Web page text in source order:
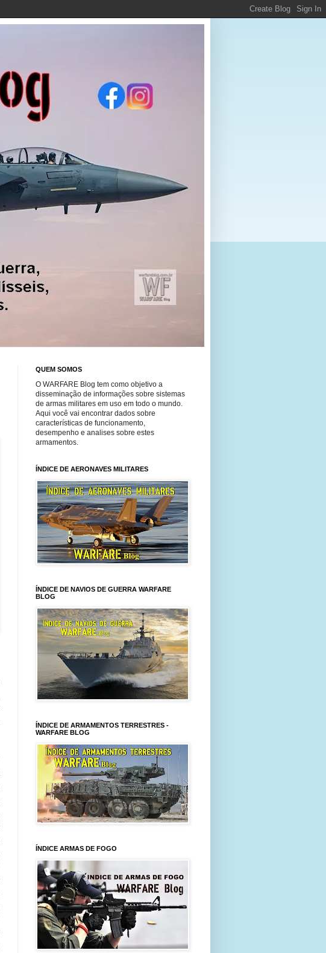
QUEM SOMOS
O WARFARE Blog tem como objetivo a
disseminação de informações sobre sistemas
de armas militares em uso em todo o mundo.
Aqui você vai encontrar dados sobre
características de funcionamento,
desempenho e analises sobre estes
armamentos.
ÍNDICE DE AERONAVES MILITARES
ÍNDICE DE NAVIOS DE GUERRA WARFARE
BLOG
ÍNDICE DE ARMAMENTOS TERRESTRES -
WARFARE BLOG
ÍNDICE ARMAS DE FOGO